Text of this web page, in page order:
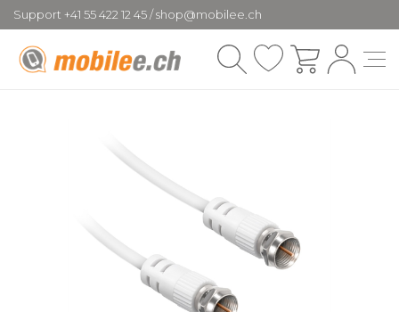
Support +41 55 422 12 45 / shop@mobilee.ch